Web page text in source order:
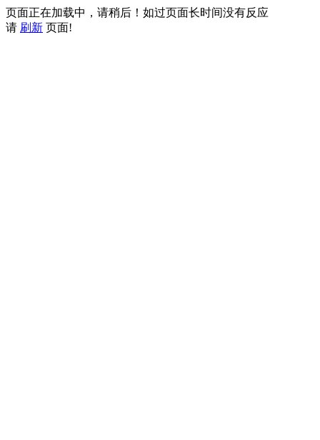
页面正在加载中，请稍后！如过页面长时间没有反应
请 刷新 页面!